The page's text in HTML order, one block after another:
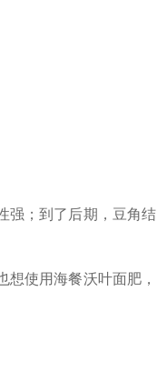
强；到了后期，豆角结
使用海餐沃叶面肥，